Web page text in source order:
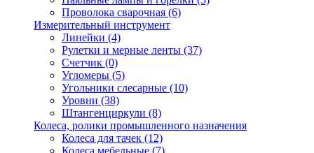
Проволока сварочная (6)
Измерительный инструмент
Линейки (4)
Рулетки и мерные ленты (37)
Счетчик (0)
Угломеры (5)
Угольники слесарные (10)
Уровни (38)
Штангенциркули (8)
Колеса, ролики промышленного назначения
Колеса для тачек (12)
Колеса мебельные (7)